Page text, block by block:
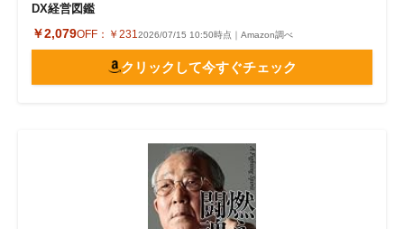
DX経営図鑑
￥2,079OFF： ￥231 2026/07/15 10:50時点｜Amazon調べ
クリックして今すぐチェック